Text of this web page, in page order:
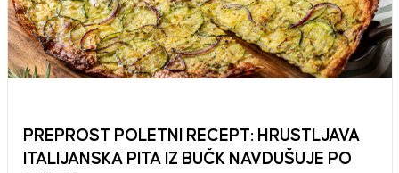
PREPROST POLETNI RECEPT: HRUSTLJAVA
ITALIJANSKA PITA IZ BUČK NAVDUŠUJE PO